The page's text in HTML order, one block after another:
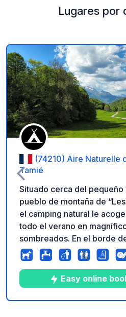
Lugares por
(74210) Aire Naturelle
Tamié
Situado cerca del pequeño
pueblo de montaña de
el camping natural le
todo el verano en
sombreados. En el borde
quedará encantado con la
reinante. En esta aldea
famoso Macizo de Bauges,
parcelas repartidas en 2,5
disponibles para que
Easy online